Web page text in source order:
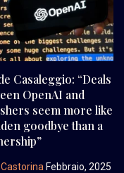
Casaleggio: “Deals
OpenAI and
seem more like
goodbye than a
Febbraio, 2025